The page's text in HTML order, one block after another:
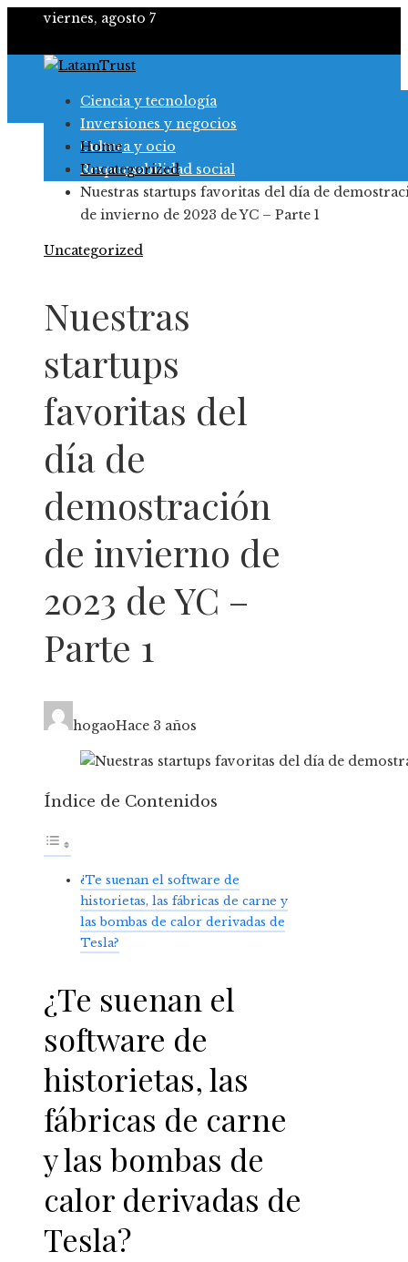
viernes, agosto 7
Ciencia y tecnología
Inversiones y negocios
Cultura y ocio
Responsabilidad social
Home
Uncategorized
Nuestras startups favoritas del día de
de invierno de 2023 de YC – Parte 1
Uncategorized
Nuestras
startups
favoritas del
día de
demostración
de invierno de
2023 de YC –
Parte 1
hogaoHace 3 años
Índice de Contenidos
¿Te suenan el software de
historietas, las fábricas de carne y
las bombas de calor derivadas de
Tesla?
¿Te suenan el
software de
historietas, las
fábricas de carne
y las bombas de
calor derivadas de
Tesla?